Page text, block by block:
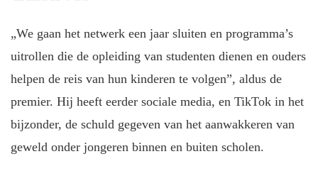
„We gaan het netwerk een jaar sluiten en programma’s
uitrollen die de opleiding van studenten dienen en ouders
helpen de reis van hun kinderen te volgen”, aldus de
premier. Hij heeft eerder sociale media, en TikTok in het
bijzonder, de schuld gegeven van het aanwakkeren van
geweld onder jongeren binnen en buiten scholen.